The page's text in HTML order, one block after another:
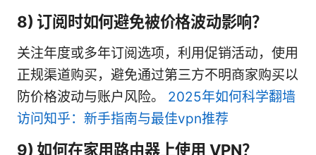
8) 订阅时如何避免被价格波动影响？
关注年度或多年订阅选项，利用促销活动，使用
正规渠道购买，避免通过第三方不明商家购买以
防价格波动与账户风险。 2025年如何科学翻墙
访问知乎：新手指南与最佳vpn推荐
9) 如何在家用路由器上使用 VPN？